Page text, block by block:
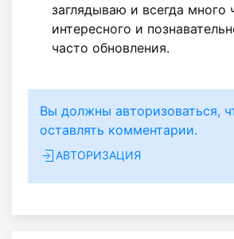
заглядываю и всегда много
интересного и
часто обновления.
Вы должны авторизоваться,
оставлять комментарии.
АВТОРИЗАЦИЯ